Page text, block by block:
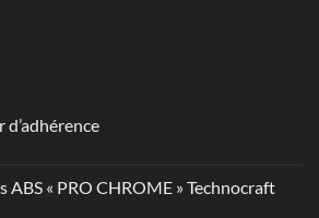
ABS « PRO CHROME » Technocraft